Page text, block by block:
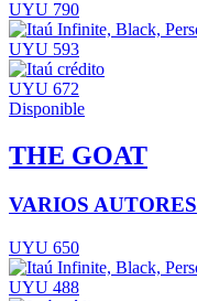
UYU 790
UYU 593
UYU 672
Disponible
THE GOAT
VARIOS AUTORES
UYU 650
UYU 488